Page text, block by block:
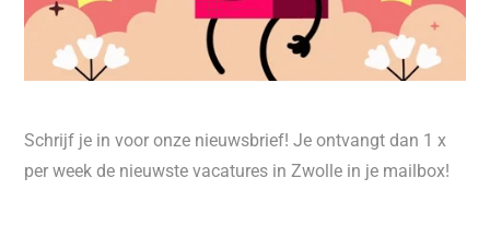
Schrijf je in voor onze nieuwsbrief! Je ontvangt dan 1 x
per week de nieuwste vacatures in Zwolle in je mailbox!